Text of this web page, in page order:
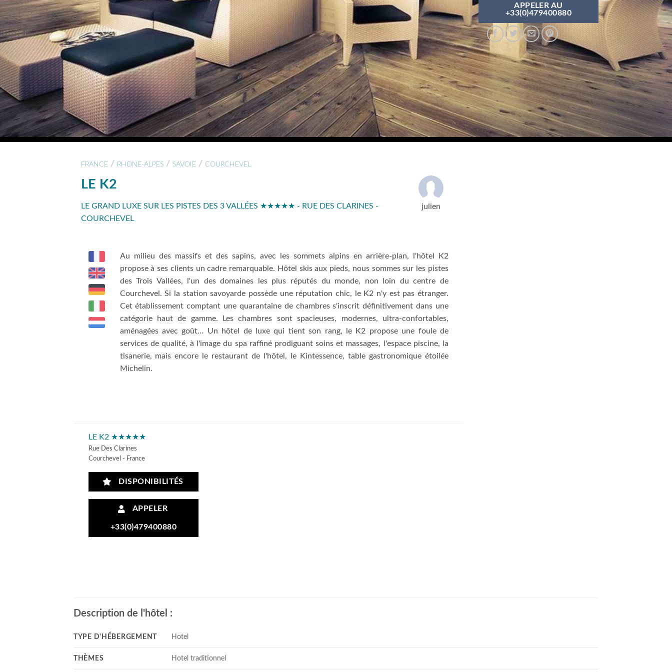
FRANCE / RHONE-ALPES / SAVOIE / COURCHEVEL
LE K2
LE GRAND LUXE SUR LES PISTES DES 3 VALLÉES ★★★★★ - RUE DES CLARINES -
COURCHEVEL
julien
Au milieu des massifs et des sapins, avec les sommets alpins en arrière-plan, l'hôtel K2
propose à ses clients un cadre remarquable. Hôtel skis aux pieds, nous sommes sur les pistes
des Trois Vallées, l'un des domaines les plus réputés du monde, non loin du centre de
Courchevel. Si la station savoyarde possède une réputation chic, le K2 n'y est pas étranger.
Cet établissement comptant une quarantaine de chambres s'inscrit définitivement dans une
catégorie haut de gamme. Les chambres sont spacieuses, modernes, ultra-confortables,
aménagées avec goût... Un hôtel de luxe qui tient son rang, le K2 propose une foule de
services de qualité, à l'image du spa raffiné prodiguant soins et massages, l'espace piscine, la
tisanerie, mais encore le restaurant de l'hôtel, le Kintessence, table gastronomique étoilée
Michelin.
LE K2 ★★★★★
Rue Des Clarines
Courchevel - France
DISPONIBILITÉS
APPELER
+33(0)479400880
APPELER AU
+33(0)479400880
Description de l'hôtel :
TYPE D'HÉBERGEMENT Hotel
THÈMES Hotel traditionnel